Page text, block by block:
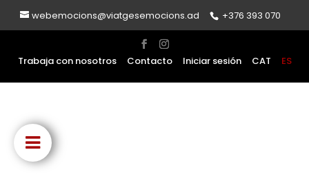
webemocions@viatgesemocions.ad +376 393 070
Trabaja con nosotros Contacto Iniciar sesión CAT ES